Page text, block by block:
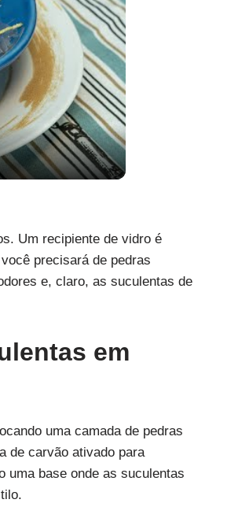
Um recipiente de vidro é
precisará de pedras
e, claro, as suculentas de
em
uma camada de pedras
de carvão ativado para
uma base onde as suculentas